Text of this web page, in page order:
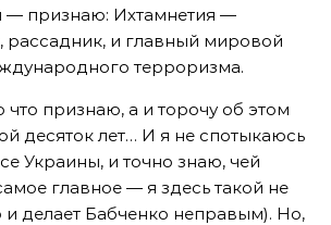
— признаю: Ихтамнетия —
рассадник, и главный мировой
терроризма.
что признаю, а и торочу об этом
десяток лет… И я не спотыкаюсь
Украины, и точно знаю, чей
главное — я здесь такой не
и делает Бабченко неправым). Но,